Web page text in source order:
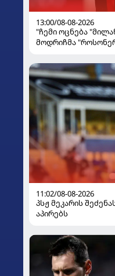
13:00/08-08-2026
"ჩემი ოცნება
მოდრიჩმა
11:02/08-08-2026
პსჟ მეკარის
აპირებს